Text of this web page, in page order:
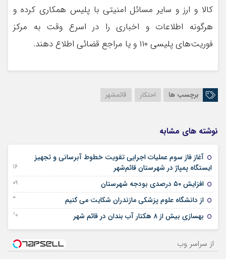
کالا و ارز و سایر مسائل امنیتی با پلیس همکاری کرده و
هرگونه اطلاعات و اخباری را در اسرع وقت به مرکز
فوریت‌های پلیسی ۱۱۰ و یا مراجع قضائی اطلاع دهند.
برچسب ها احتکار قائمشهر
نوشته های مشابه
آغاز فاز سوم عملیات اجرایی تقویت خطوط آبرسانی و تجهیز
ایستگاه پمپاژ در شهرستان قائم‌شهر
16 آگوست 2025
افزایش ۵۰ درصدی بودجه شهرستان 09 آگوست 2025
از دانشگاه علوم پزشکی مازندران شکایت می کنیم 23 ژانویه 2024
بهسازی بیش از ۸ هکتار آب بندان در قائم شهر 20 دسامبر 2023
از سراسر وب